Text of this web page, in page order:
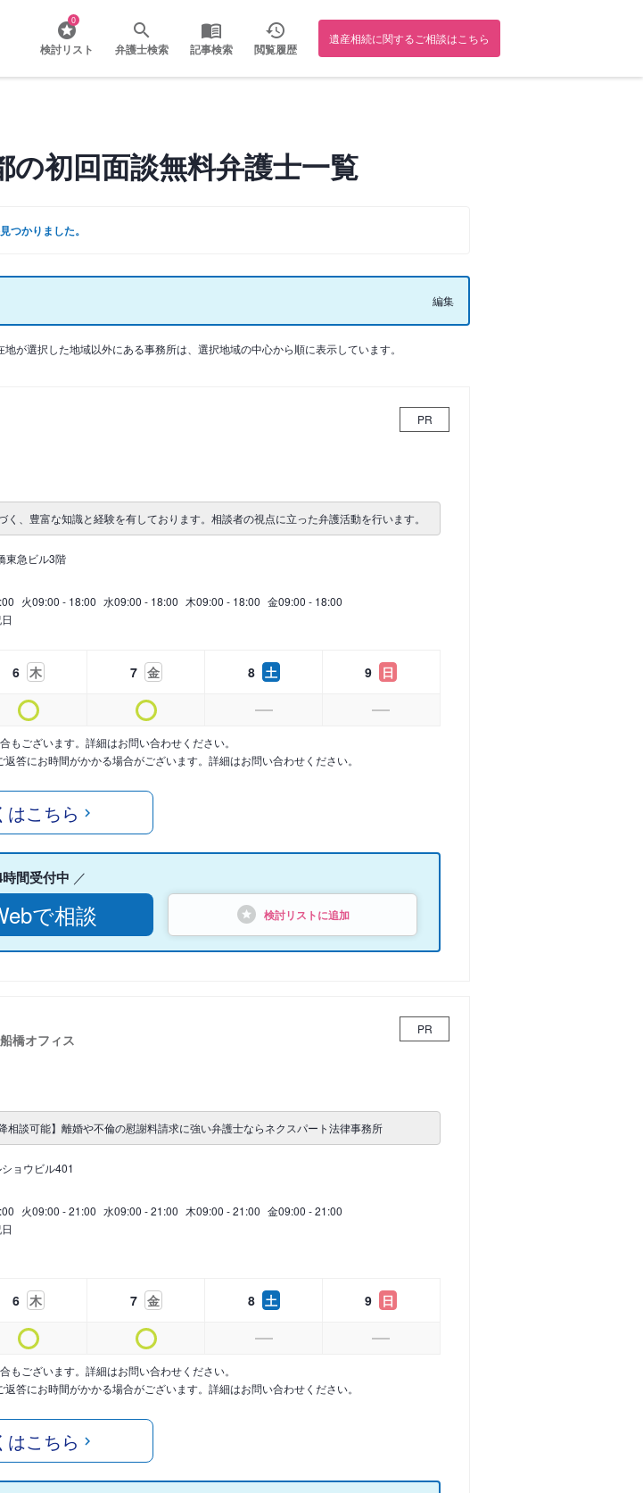
0
検討リスト 弁護士検索 記事検索 閲覧履歴
遺産相続に関するご相談はこちら
初回面談無料弁護士一覧
つかりました。
編集
が選択した地域以外にある事務所は、選択地域の中心から順に表示しています。
PR
く、豊富な知識と経験を有しております。相談者の視点に立った弁護活動を行います。
東急ビル3階
火09:00 - 18:00 水09:00 - 18:00 木09:00 - 18:00 金09:00 - 18:00
6 木 7 金 8 土 9 日
もございます。詳細はお問い合わせください。
答にお時間がかかる場合がございます。詳細はお問い合わせください。
はこちら
間受付中
で相談 検討リストに追加
橋オフィス
PR
相談可能】離婚や不倫の慰謝料請求に強い弁護士ならネクスパート法律事務所
ョウビル401
火09:00 - 21:00 水09:00 - 21:00 木09:00 - 21:00 金09:00 - 21:00
6 木 7 金 8 土 9 日
もございます。詳細はお問い合わせください。
答にお時間がかかる場合がございます。詳細はお問い合わせください。
はこちら